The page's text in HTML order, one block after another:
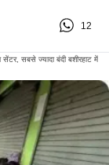
12
सबसे ज्यादा बंदी बशीरहाट में